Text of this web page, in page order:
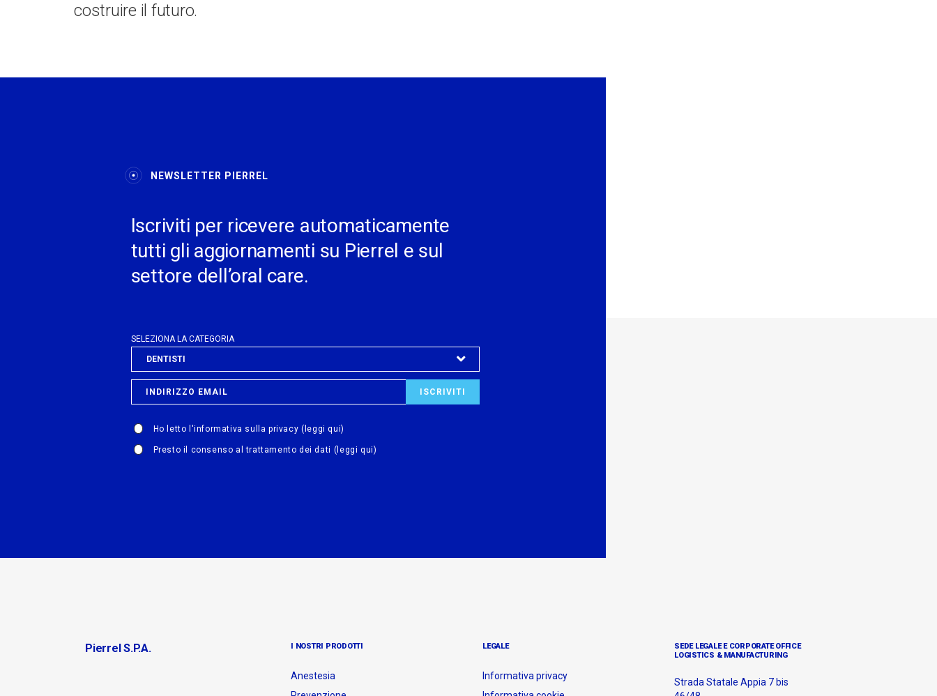
costruire il futuro.
NEWSLETTER PIERREL
Iscriviti per ricevere automaticamente
tutti gli aggiornamenti su Pierrel e sul
settore dell’oral care.
SELEZIONA LA CATEGORIA
Ho letto l'informativa sulla privacy (leggi qui)
Presto il consenso al trattamento dei dati (leggi qui)
Pierrel S.p.A. I NOSTRI PRODOTTI
Anestesia
LEGALE
Informativa privacy
SEDE LEGALE E CORPORATE OFFICE
LOGISTICS & MANUFACTURING
Strada Statale Appia 7 bis